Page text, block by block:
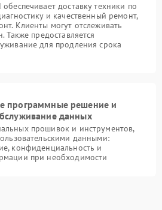
доставку техники по
и качественный ремонт,
Клиенты могут отслеживать
Также предоставляется
для продления срока
программные решение и
данных
прошивок и инструментов,
данными:
конфиденциальность и
при необходимости